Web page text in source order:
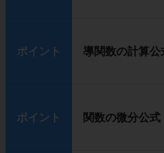
ポイント 導関数の計算公
ポイント 関数の微分公式